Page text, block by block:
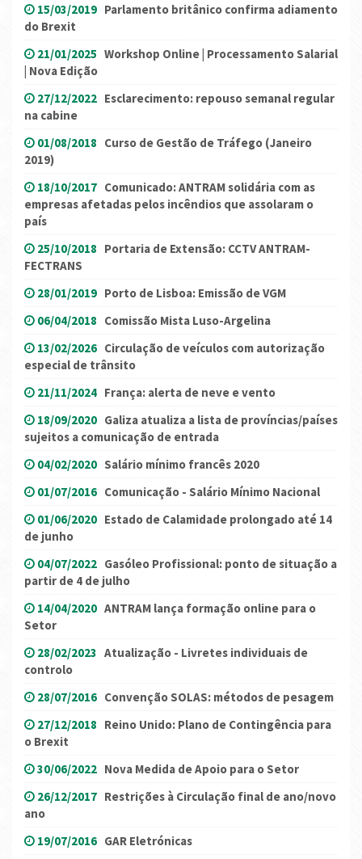
15/03/2019 Parlamento britânico confirma adiamento
do Brexit
21/01/2025 Workshop Online | Processamento Salarial
| Nova Edição
27/12/2022 Esclarecimento: repouso semanal regular
na cabine
01/08/2018 Curso de Gestão de Tráfego (Janeiro
2019)
18/10/2017 Comunicado: ANTRAM solidária com as
empresas afetadas pelos incêndios que assolaram o
país
25/10/2018 Portaria de Extensão: CCTV ANTRAM-
FECTRANS
28/01/2019 Porto de Lisboa: Emissão de VGM
06/04/2018 Comissão Mista Luso-Argelina
13/02/2026 Circulação de veículos com autorização
especial de trânsito
21/11/2024 França: alerta de neve e vento
18/09/2020 Galiza atualiza a lista de províncias/países
sujeitos a comunicação de entrada
04/02/2020 Salário mínimo francês 2020
01/07/2016 Comunicação - Salário Mínimo Nacional
01/06/2020 Estado de Calamidade prolongado até 14
de junho
04/07/2022 Gasóleo Profissional: ponto de situação a
partir de 4 de julho
14/04/2020 ANTRAM lança formação online para o
Setor
28/02/2023 Atualização - Livretes individuais de
controlo
28/07/2016 Convenção SOLAS: métodos de pesagem
27/12/2018 Reino Unido: Plano de Contingência para
o Brexit
30/06/2022 Nova Medida de Apoio para o Setor
26/12/2017 Restrições à Circulação final de ano/novo
ano
19/07/2016 GAR Eletrónicas